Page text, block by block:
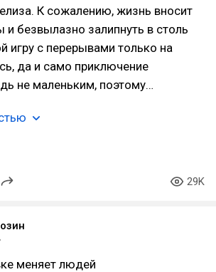
К сожалению, жизнь вносит
и безвылазно залипнуть в столь
с перерывами только на
да и само приключение
не маленьким, поэтому…
29K
меняет людей